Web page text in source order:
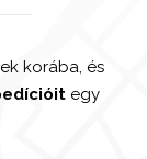
korába, és
egy